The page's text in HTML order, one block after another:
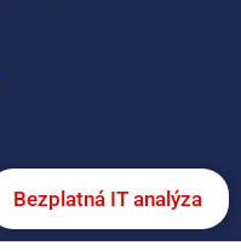
Bezplatná IT analýza